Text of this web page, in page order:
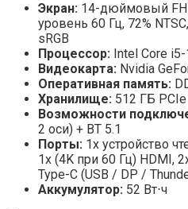
Экран: 14-дюймовый
уровень 60 Гц, 72%
sRGB
Процессор: Intel Core
Видеокарта: Nvidia
Оперативная память:
Хранилище: 512 ГБ
Возможности
2 оси) + BT 5.1
Порты: 1x устройство
1x (4K при 60 Гц) HDMI,
Type-C (USB / DP /
Аккумулятор: 52 Вт⋅ч